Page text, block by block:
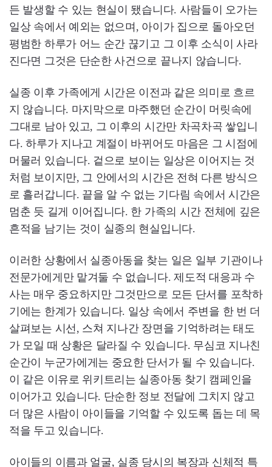
든 발생할 수 있는 현실이 됐습니다. 사람들이 오가는
일상 속에서 예외는 없으며, 아이가 집으로 돌아오던
평범한 하루가 어느 순간 끊기고 그 이후 소식이 사라
진다면 그것은 단순한 사건으로 끝나지 않습니다.
실종 이후 가족에게 시간은 이전과 같은 의미로 흐르
지 않습니다. 마지막으로 마주했던 순간이 머릿속에
그대로 남아 있고, 그 이후의 시간만 차곡차곡 쌓입니
다. 하루가 지나고 계절이 바뀌어도 마음은 그 시점에
머물러 있습니다. 겉으로 보이는 일상은 이어지는 것
처럼 보이지만, 그 안에서의 시간은 전혀 다른 방식으
로 흘러갑니다. 끝을 알 수 없는 기다림 속에서 시간은
멈춘 듯 길게 이어집니다. 한 가족의 시간 전체에 깊은
흔적을 남기는 것이 실종의 현실입니다.
이러한 상황에서 실종아동을 찾는 일은 일부 기관이나
전문가에게만 맡겨둘 수 없습니다. 제도적 대응과 수
사는 매우 중요하지만 그것만으로 모든 단서를 포착하
기에는 한계가 있습니다. 일상 속에서 주변을 한 번 더
살펴보는 시선, 스쳐 지나간 장면을 기억하려는 태도
가 모일 때 상황은 달라질 수 있습니다. 무심코 지나친
순간이 누군가에게는 중요한 단서가 될 수 있습니다.
이 같은 이유로 위키트리는 실종아동 찾기 캠페인을
이어가고 있습니다. 단순한 정보 전달에 그치지 않고
더 많은 사람이 아이들을 기억할 수 있도록 돕는 데 목
적을 두고 있습니다.
아이들의 이름과 얼굴, 실종 당시의 복장과 신체적 특